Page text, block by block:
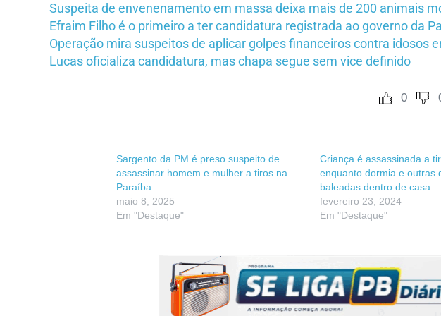
Suspeita de envenenamento em massa deixa mais de 200 animais
Efraim Filho é o primeiro a ter candidatura registrada ao governo da
Operação mira suspeitos de aplicar golpes financeiros contra idosos
Lucas oficializa candidatura, mas chapa segue sem vice definido
0
Sargento da PM é preso suspeito de
assassinar homem e mulher a tiros na
Paraíba
maio 8, 2025
Em "Destaque"
Criança é assassinada a
enquanto dormia e outras
baleadas dentro de casa
fevereiro 23, 2024
Em "Destaque"